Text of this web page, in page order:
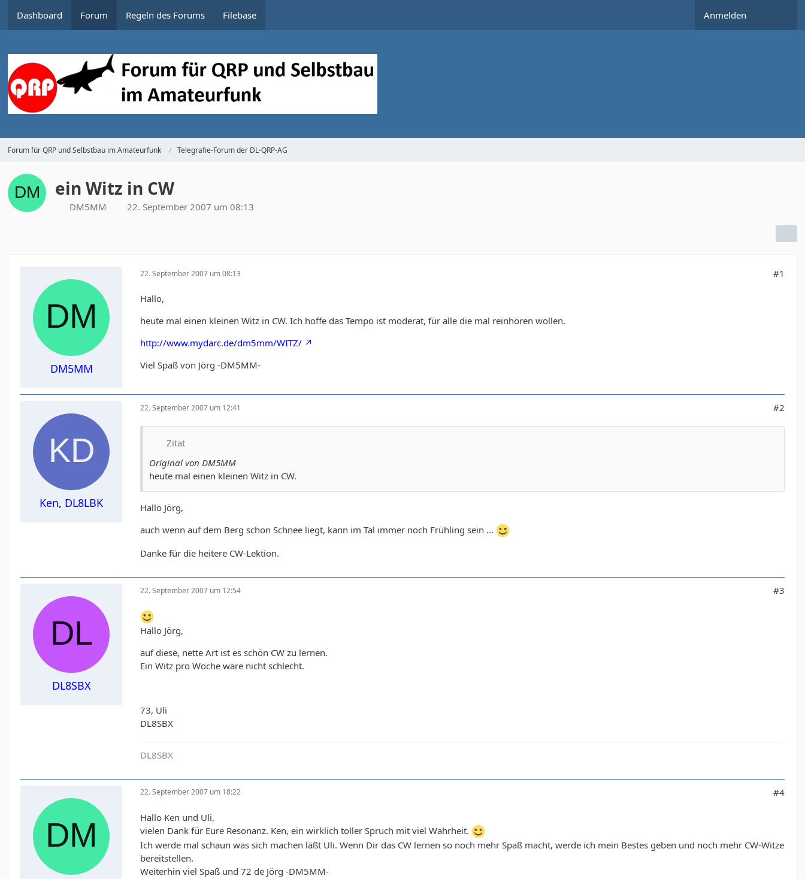
Dashboard Forum Regeln des Forums Filebase Anmelden
Forum für QRP und Selbstbau im Amateurfunk Telegrafie-Forum der DL-QRP-AG
ein Witz in CW
DM5MM 22. September 2007 um 08:13
DM5MM
22. September 2007 um 08:13 #1
Hallo,
heute mal einen kleinen Witz in CW. Ich hoffe das Tempo ist moderat, für alle die mal reinhören wollen.
http://www.mydarc.de/dm5mm/WITZ/
Viel Spaß von Jörg -DM5MM-
Ken, DL8LBK
22. September 2007 um 12:41 #2
Zitat
Original von DM5MM
heute mal einen kleinen Witz in CW.
Hallo Jörg,
auch wenn auf dem Berg schon Schnee liegt, kann im Tal immer noch Frühling sein ...
Danke für die heitere CW-Lektion.
DL8SBX
22. September 2007 um 12:54 #3
Hallo Jörg,
auf diese, nette Art ist es schön CW zu lernen.
Ein Witz pro Woche wäre nicht schlecht.
73, Uli
DL8SBX
DL8SBX
22. September 2007 um 18:22 #4
Hallo Ken und Uli,
vielen Dank für Eure Resonanz. Ken, ein wirklich toller Spruch mit viel Wahrheit.
Ich werde mal schaun was sich machen läßt Uli. Wenn Dir das CW lernen so noch mehr Spaß macht, werde ich mein Bestes geben und noch mehr CW-Witze
bereitstellen.
Weiterhin viel Spaß und 72 de Jörg -DM5MM-